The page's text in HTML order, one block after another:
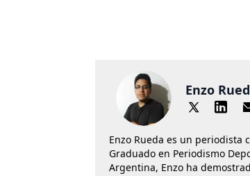
Enzo
Enzo Rueda es un periodista
Graduado en Periodismo
Argentina, Enzo ha